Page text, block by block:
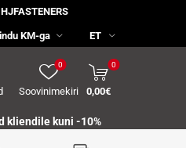
HJFASTENERS
Soovinimekiri
0 0
0,00€
kliendile kuni -10%